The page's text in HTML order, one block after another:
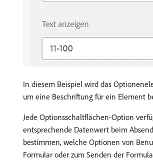
In diesem Beispiel wird das
um eine Beschriftung für ein Element
Jede Optionsschaltflächen-Option
entsprechende Datenwert beim
bestimmen, welche Optionen von
Formular oder zum Senden der